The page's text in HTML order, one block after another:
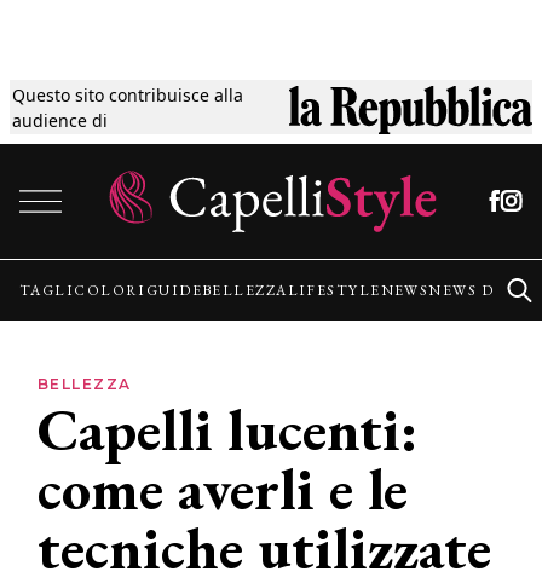
Questo sito contribuisce alla
audience di
Tagli
Colori
Guide
Lifestyle
News
TAGLICOLORI GUIDEBELLEZZALIFESTYLENEWSNEWS
BELLEZZA
Capelli lucenti:
come averli e le
tecniche utilizzate